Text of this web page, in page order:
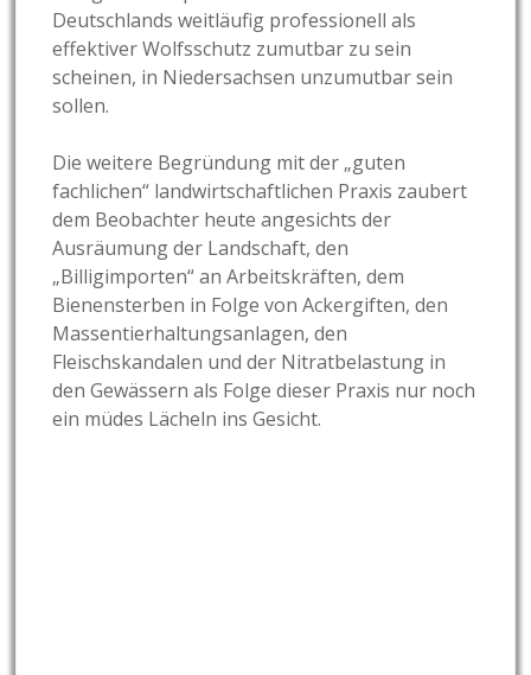
Deutschlands weitläufig professionell als
effektiver Wolfsschutz zumutbar zu sein
scheinen, in Niedersachsen unzumutbar sein
sollen.
Die weitere Begründung mit der „guten
fachlichen“ landwirtschaftlichen Praxis zaubert
dem Beobachter heute angesichts der
Ausräumung der Landschaft, den
„Billigimporten“ an Arbeitskräften, dem
Bienensterben in Folge von Ackergiften, den
Massentierhaltungsanlagen, den
Fleischskandalen und der Nitratbelastung in
den Gewässern als Folge dieser Praxis nur noch
ein müdes Lächeln ins Gesicht.